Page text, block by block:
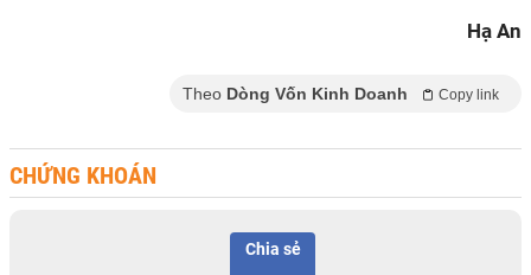
Hạ An
Theo Dòng Vốn Kinh Doanh Copy link
CHỨNG KHOÁN
Chia sẻ